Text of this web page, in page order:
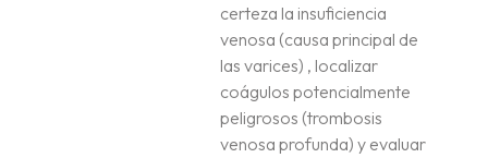
certeza la insuficiencia
venosa (causa principal de
las varices) , localizar
coágulos potencialmente
peligrosos (trombosis
venosa profunda) y evaluar